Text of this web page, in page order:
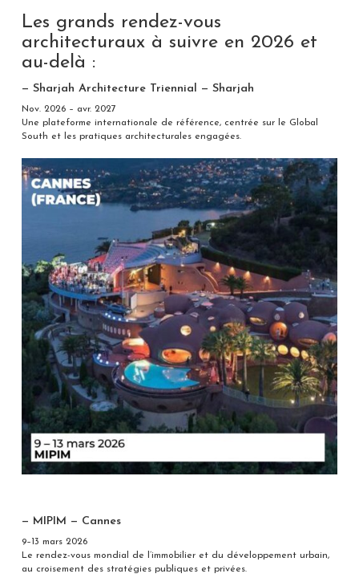
Les grands rendez-vous
architecturaux à suivre en 2026 et
au-delà :
— Sharjah Architecture Triennial — Sharjah
Nov. 2026 – avr. 2027
Une plateforme internationale de référence, centrée sur le Global
South et les pratiques architecturales engagées.
— MIPIM — Cannes
9–13 mars 2026
Le rendez-vous mondial de l’immobilier et du développement urbain,
au croisement des stratégies publiques et privées.